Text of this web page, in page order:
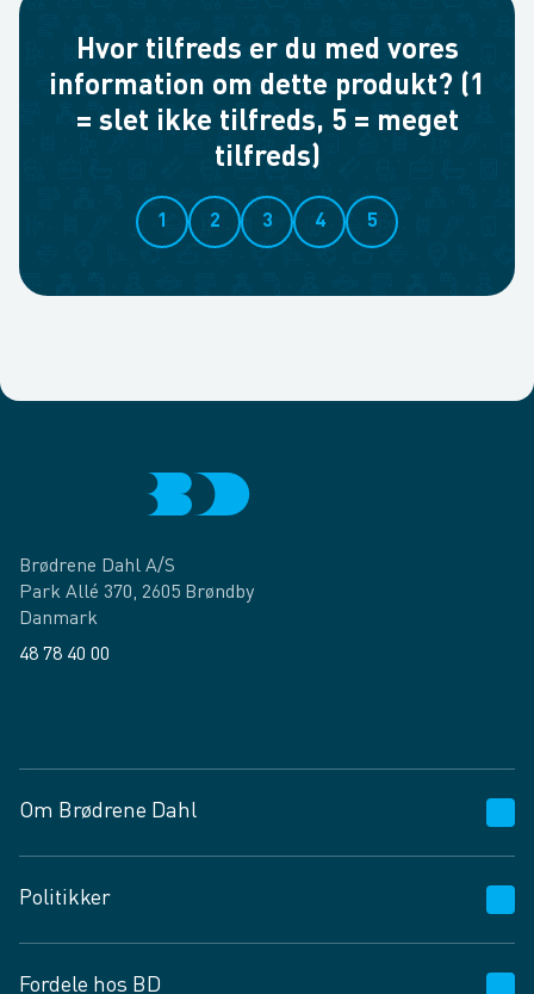
Hvor tilfreds er du med vores
information om dette produkt? (1
= slet ikke tilfreds, 5 = meget
tilfreds)
1 2 3 4 5
Brødrene Dahl A/S
Park Allé 370, 2605 Brøndby
Danmark
48 78 40 00
Om Brødrene Dahl
Vagttelefon 30 10 89 89
Spørgsmål og svar
Politikker
Fordele hos BD